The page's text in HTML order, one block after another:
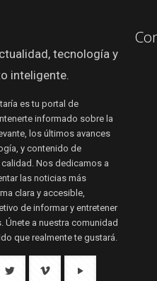
tecnología y
inteligente.
es tu portal de
informado sobre la
los últimos avances
y contenido de
Nos dedicamos a
las noticias más
clara y accesible,
de informar y entretener
Únete a nuestra comunidad
que realmente te gustará.